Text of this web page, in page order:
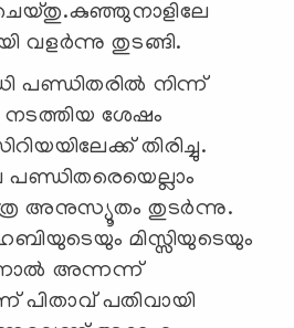
വളർന്നു തുടങ്ങി.
പണ്ഡിതരിൽ നിന്ന്
ശേഷം
തിരിച്ചു.
അനുസ്യൂതം തുടർന്നു.
മിസ്സിയുടെയും
അന്നന്ന്
പിതാവ് പതിവായി